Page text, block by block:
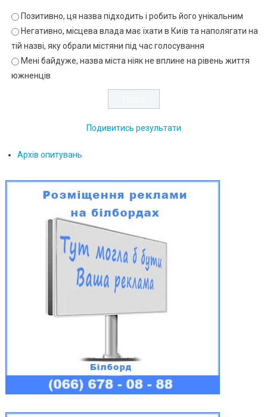
Позитивно, ця назва підходить і робить його унікальним
Негативно, місцева влада має їхати в Київ та наполягати на
тій назві, яку обрали містяни під час голосування
Мені байдуже, назва міста ніяк не вплине на рівень життя
южненців
Подивитись результати
Архів опитувань